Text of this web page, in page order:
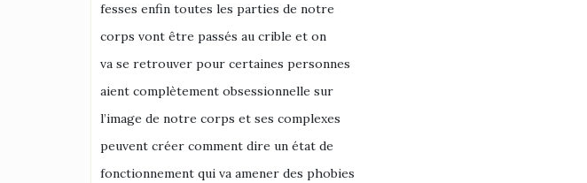
fesses enfin toutes les parties de notre
corps vont être passés au crible et on
va se retrouver pour certaines personnes
aient complètement obsessionnelle sur
l’image de notre corps et ses complexes
peuvent créer comment dire un état de
fonctionnement qui va amener des phobies